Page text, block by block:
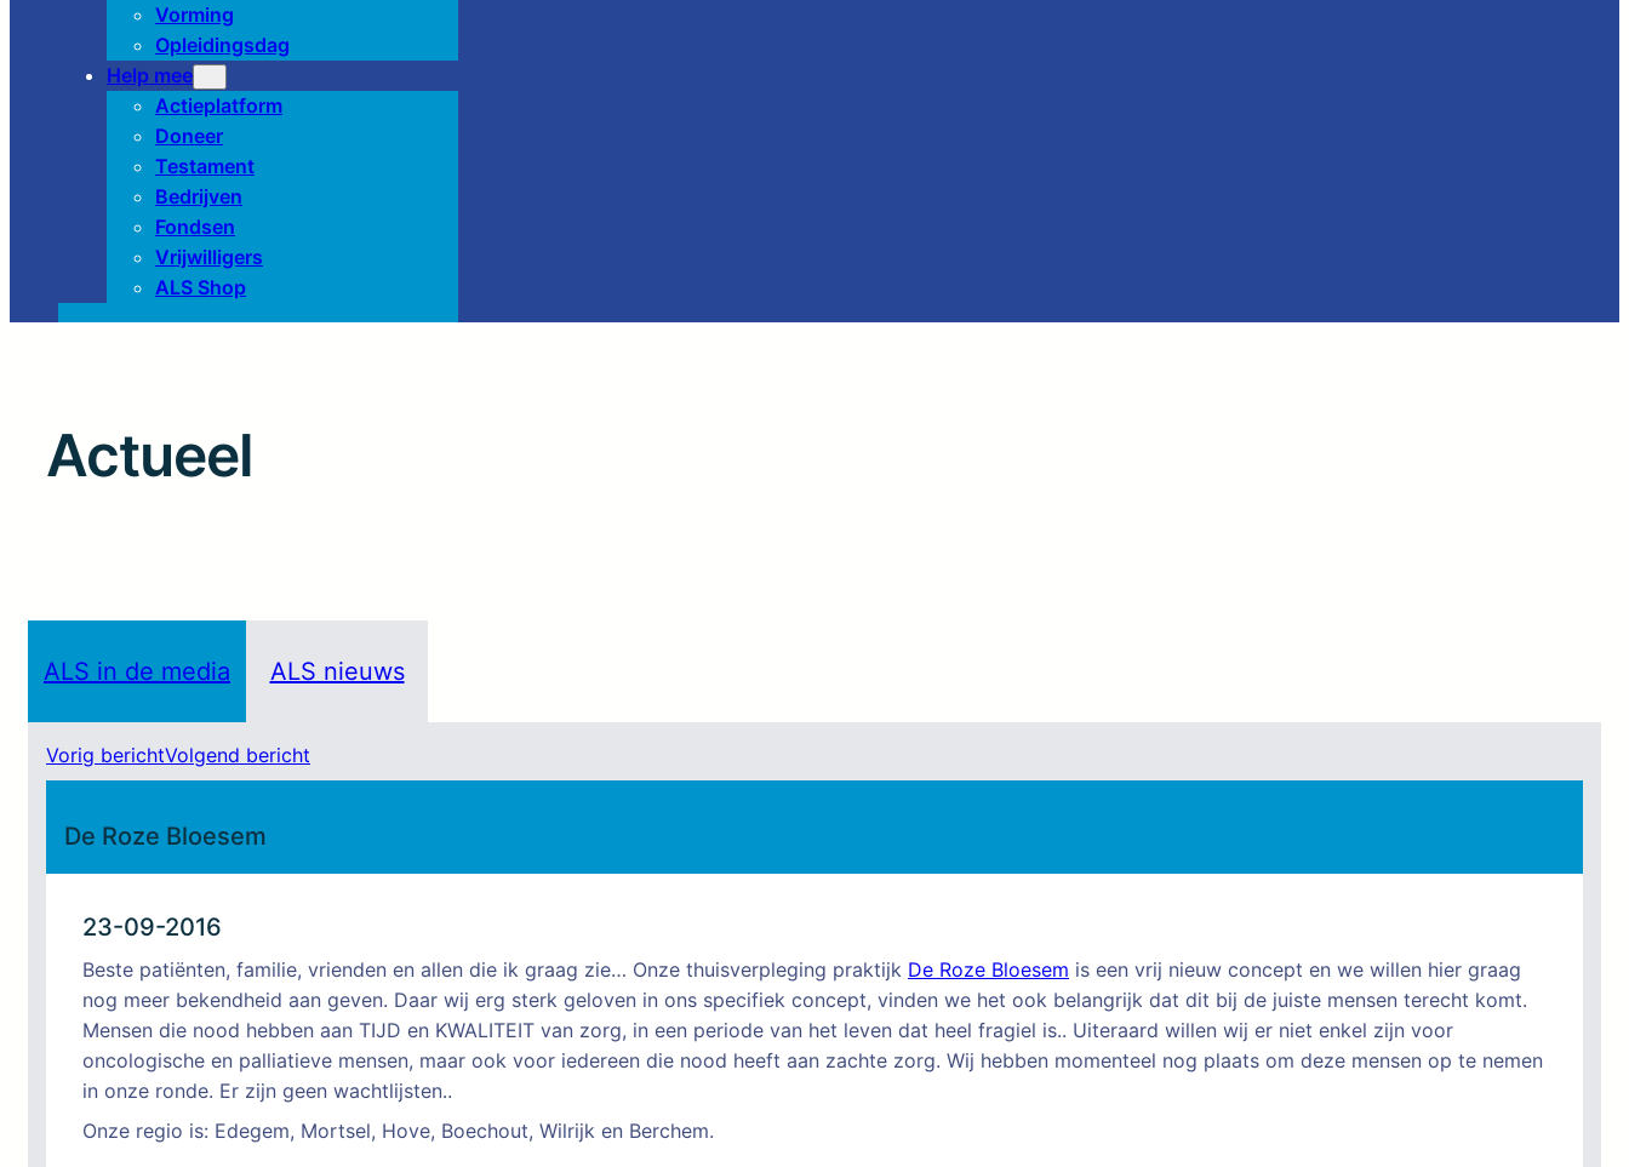
Vorming
Opleidingsdag
Help mee
Actieplatform
Doneer
Testament
Bedrijven
Fondsen
Vrijwilligers
ALS Shop
Actueel
ALS in de media ALS nieuws
Vorig berichtVolgend bericht
De Roze Bloesem
23-09-2016
Beste patiënten, familie, vrienden en allen die ik graag zie… Onze thuisverpleging praktijk De Roze Bloesem is een vrij nieuw concept en we willen hier graag
nog meer bekendheid aan geven. Daar wij erg sterk geloven in ons specifiek concept, vinden we het ook belangrijk dat dit bij de juiste mensen terecht komt.
Mensen die nood hebben aan TIJD en KWALITEIT van zorg, in een periode van het leven dat heel fragiel is.. Uiteraard willen wij er niet enkel zijn voor
oncologische en palliatieve mensen, maar ook voor iedereen die nood heeft aan zachte zorg. Wij hebben momenteel nog plaats om deze mensen op te nemen
in onze ronde. Er zijn geen wachtlijsten..
Onze regio is: Edegem, Mortsel, Hove, Boechout, Wilrijk en Berchem.